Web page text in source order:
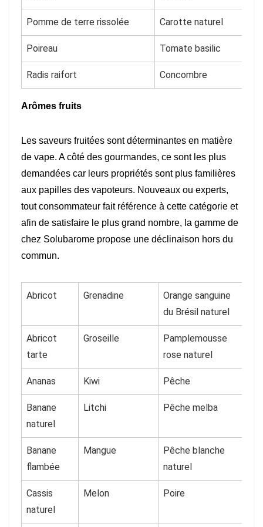
Pomme de terre rissolée Carotte naturel
Poireau Tomate basilic
Radis raifort Concombre
Arômes fruits
Les saveurs fruitées sont déterminantes en matière
de vape. A côté des gourmandes, ce sont les plus
demandées car leurs propriétés sont plus familières
aux papilles des vapoteurs. Nouveaux ou experts,
tout consommateur fait référence à cette catégorie et
afin de satisfaire le plus grand nombre, la gamme de
chez Solubarome propose une déclinaison hors du
commun.
Abricot Grenadine
Orange sanguine
du Brésil naturel
Abricot
tarte
Groseille
Pamplemousse
rose naturel
Ananas Kiwi Pêche
Banane
naturel
Litchi Pêche melba
Banane
flambée
Mangue
Pêche blanche
naturel
Cassis
naturel
Melon Poire